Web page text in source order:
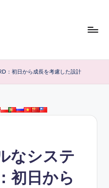
：初日から成長を考慮した設計
なシステ
初日から